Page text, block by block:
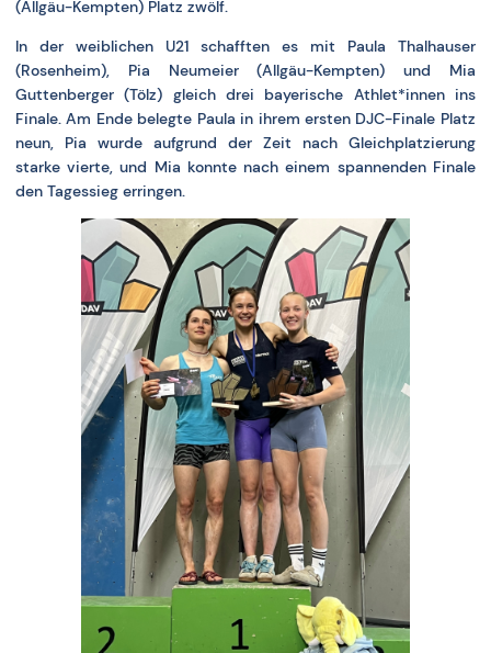
(Allgäu-Kempten) Platz zwölf.
In der weiblichen U21 schafften es mit Paula Thalhauser
(Rosenheim), Pia Neumeier (Allgäu-Kempten) und Mia
Guttenberger (Tölz) gleich drei bayerische Athlet*innen ins
Finale. Am Ende belegte Paula in ihrem ersten DJC-Finale Platz
neun, Pia wurde aufgrund der Zeit nach Gleichplatzierung
starke vierte, und Mia konnte nach einem spannenden Finale
den Tagessieg erringen.